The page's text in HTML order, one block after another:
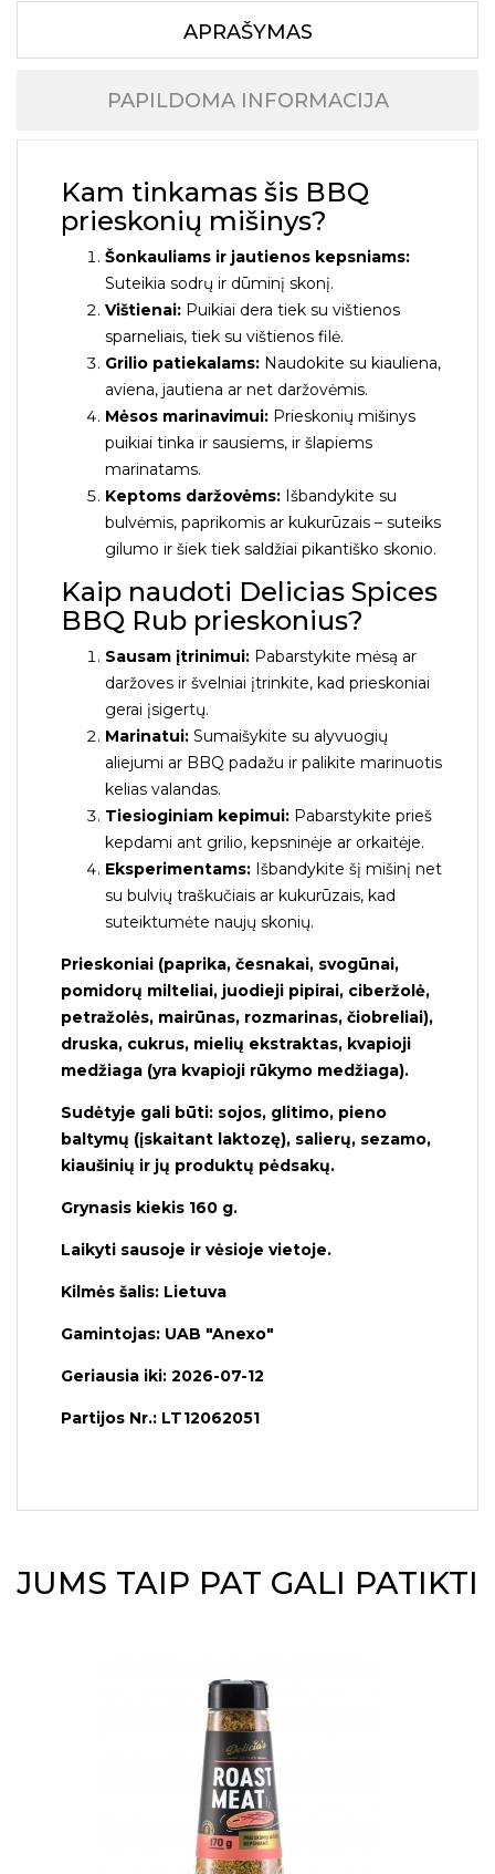
APRAŠYMAS
PAPILDOMA INFORMACIJA
Kam tinkamas šis BBQ
prieskonių mišinys?
Šonkauliams ir jautienos kepsniams:
Suteikia sodrų ir dūminį skonį.
Vištienai: Puikiai dera tiek su vištienos
sparneliais, tiek su vištienos filė.
Grilio patiekalams: Naudokite su kiauliena,
aviena, jautiena ar net daržovėmis.
Mėsos marinavimui: Prieskonių mišinys
puikiai tinka ir sausiems, ir šlapiems
marinatams.
Keptoms daržovėms: Išbandykite su
bulvėmis, paprikomis ar kukurūzais – suteiks
gilumo ir šiek tiek saldžiai pikantiško skonio.
Kaip naudoti Delicias Spices
BBQ Rub prieskonius?
Sausam įtrinimui: Pabarstykite mėsą ar
daržoves ir švelniai įtrinkite, kad prieskoniai
gerai įsigertų.
Marinatui: Sumaišykite su alyvuogių
aliejumi ar BBQ padažu ir palikite marinuotis
kelias valandas.
Tiesioginiam kepimui: Pabarstykite prieš
kepdami ant grilio, kepsninėje ar orkaitėje.
Eksperimentams: Išbandykite šį mišinį net
su bulvių traškučiais ar kukurūzais, kad
suteiktumėte naujų skonių.
Prieskoniai (paprika, česnakai, svogūnai,
pomidorų milteliai, juodieji pipirai, ciberžolė,
petražolės, mairūnas, rozmarinas, čiobreliai),
druska, cukrus, mielių ekstraktas, kvapioji
medžiaga (yra kvapioji rūkymo medžiaga).
Sudėtyje gali būti: sojos, glitimo, pieno
baltymų (įskaitant laktozę), salierų, sezamo,
kiaušinių ir jų produktų pėdsakų.
Grynasis kiekis 160 g.
Laikyti sausoje ir vėsioje vietoje.
Kilmės šalis: Lietuva
Gamintojas: UAB "Anexo"
Geriausia iki: 2026-07-12
Partijos Nr.: LT12062051
JUMS TAIP PAT GALI PATIKTI